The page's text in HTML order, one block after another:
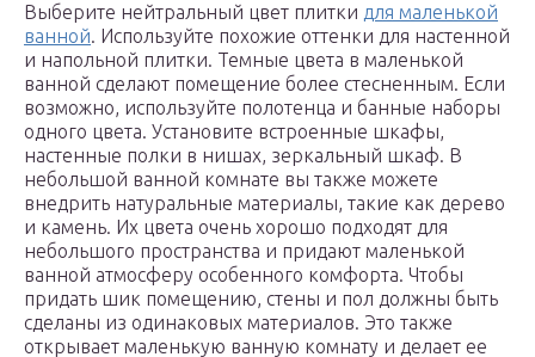
Выберите нейтральный цвет плитки для маленькой
ванной. Используйте похожие оттенки для настенной
и напольной плитки. Темные цвета в маленькой
ванной сделают помещение более стесненным. Если
возможно, используйте полотенца и банные наборы
одного цвета. Установите встроенные шкафы,
настенные полки в нишах, зеркальный шкаф. В
небольшой ванной комнате вы также можете
внедрить натуральные материалы, такие как дерево
и камень. Их цвета очень хорошо подходят для
небольшого пространства и придают маленькой
ванной атмосферу особенного комфорта. Чтобы
придать шик помещению, стены и пол должны быть
сделаны из одинаковых материалов. Это также
открывает маленькую ванную комнату и делает ее